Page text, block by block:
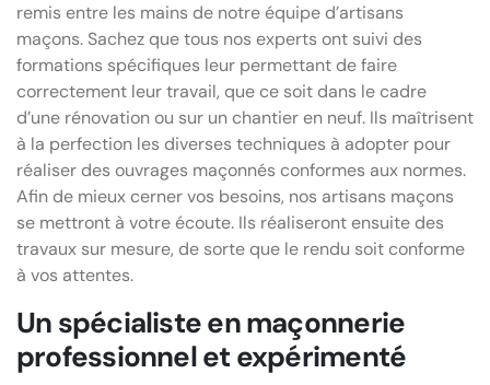
remis entre les mains de notre équipe d’artisans
maçons. Sachez que tous nos experts ont suivi des
formations spécifiques leur permettant de faire
correctement leur travail, que ce soit dans le cadre
d’une rénovation ou sur un chantier en neuf. Ils maîtrisent
à la perfection les diverses techniques à adopter pour
réaliser des ouvrages maçonnés conformes aux normes.
Afin de mieux cerner vos besoins, nos artisans maçons
se mettront à votre écoute. Ils réaliseront ensuite des
travaux sur mesure, de sorte que le rendu soit conforme
à vos attentes.
Un spécialiste en maçonnerie
professionnel et expérimenté